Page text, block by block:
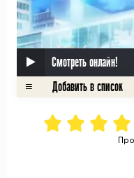
Смотреть онлайн!